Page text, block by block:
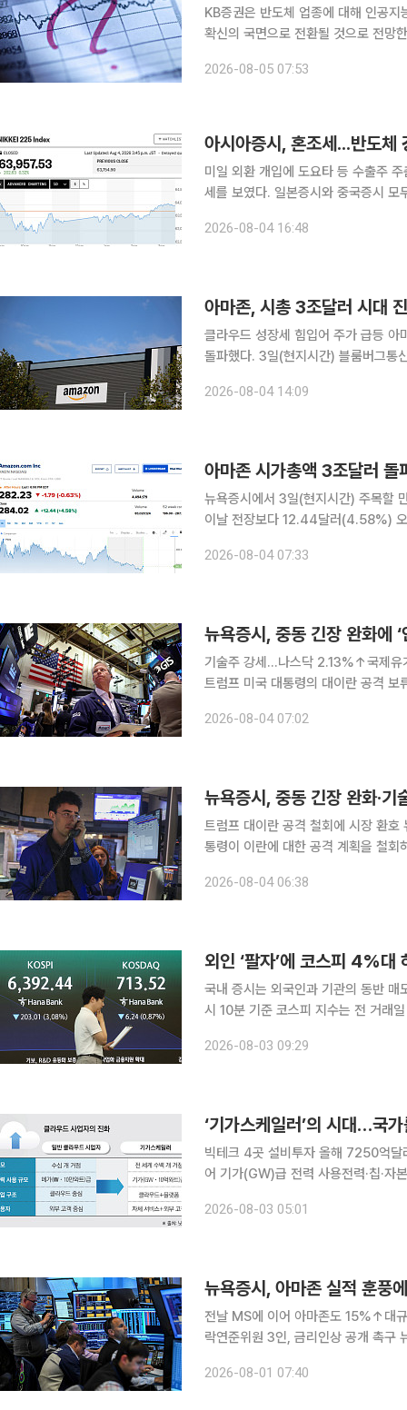
KB증권은 반도체 업종에 대해 인공
확신의 국면으로 전환될 것으로 전망한다고 5일 밝혔다. 김동원
라우드 생산능력 예약이 사실상 완료
2026-08-05 07:53
아시아증시, 혼조세...반도
미일 외환 개입에 도요타 등 수출주
세를 보였다. 일본증시와 중국증시 모
(0.32%) 상승한 6만3957.53에, 토
2026-08-04 16:48
아마존, 시총 3조달러 시대
클라우드 성장세 힘입어 주가 급등 아마존이 사상 처음 시가총액 3조달러(약 4291조3400억원)를
돌파했다. 3일(현지시간) 블룸버그통신에 따르면 아마존 주가는 이날 장중 한때 5.3% 급등했다. 이
2026-08-04 14:09
아마존 시가총액 3조달러
뉴욕증시에서 3일(현지시간) 주목할 만한
이날 전장보다 12.44달러(4.58%)
실적 발표를 계기로 AI 인프라 투자
2026-08-04 07:33
뉴욕증시, 중동 긴장 완화에
기술주 강세…나스닥 2.13%↑국제유가 급락…WTI 5.1%↓
트럼프 미국 대통령의 대이란 공격 보
2026-08-04 07:02
뉴욕증시, 중동 긴장 완화·
트럼프 대이란 공격 철회에 시장 환호 뉴욕증시가 3일(현지시간) 상승했다. 도널드 트럼프 미국 대
통령이 이란에 대한 공격 계획을 철회하면서 중
수는 전장보다 110.78포인트(1.48%)
2026-08-04 06:38
외인 ‘팔자’에 코스피 4%
국내 증시는 외국인과 기관의 동반 매도세에 밀려 하락
시 10분 기준 코스피 지수는 전 거
운데 외국인이 1조1229억원, 기관이
2026-08-03 09:29
‘기가스케일러’의 시대…국
빅테크 4곳 설비투자 올해 7250억달
어 기가(GW)급 전력 사용전력·칩·자
있다. 거대 기술기업들이 GW(기가와
2026-08-03 05:01
뉴욕증시, 아마존 실적 훈풍
전날 MS에 이어 아마존도 15%↑대
락연준위원 3인, 금리인상 공개 촉구 뉴욕증시는 31일(현지시간) 상승 종료했다. 아마존의 강력한
우존스30산업평균지수는 전 거래일
2026-08-01 07:40